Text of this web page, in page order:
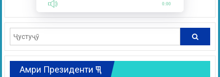
0:00
Амри Президенти ҶТ